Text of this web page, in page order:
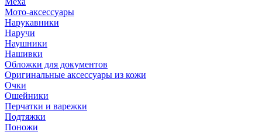
Мото-аксессуары
Нарукавники
Наручи
Наушники
Нашивки
Обложки для документов
Оригинальные аксессуары из кожи
Очки
Ошейники
Перчатки и варежки
Подтяжки
Поножи